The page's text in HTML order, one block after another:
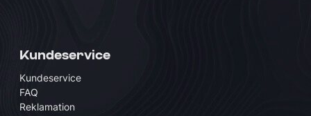
Kundeservice
Kundeservice
FAQ
Reklamation